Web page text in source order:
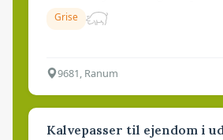
Grise
9681, Ranum
Kalvepasser til ejendom i